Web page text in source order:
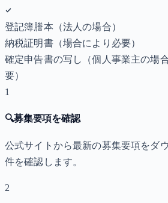
登記簿謄本（法人の場合）
納税証明書（場合により必要）
確定申告書の写し（個人事業主の場合
要）
1
🔍募集要項を確認
公式サイトから最新の募集要項をダ
件を確認します。
2